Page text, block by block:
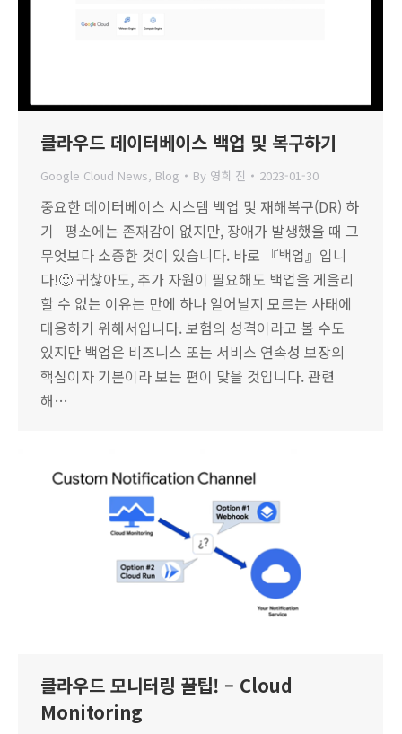
클라우드 데이터베이스 백업 및 복구하기
Google Cloud News, Blog By 영희 진 2023-01-30
중요한 데이터베이스 시스템 백업 및 재해복구(DR) 하
기 평소에는 존재감이 없지만, 장애가 발생했을 때 그
무엇보다 소중한 것이 있습니다. 바로 『백업』입니
다!🙂 귀찮아도, 추가 자원이 필요해도 백업을 게을리
할 수 없는 이유는 만에 하나 일어날지 모르는 사태에
대응하기 위해서입니다. 보험의 성격이라고 볼 수도
있지만 백업은 비즈니스 또는 서비스 연속성 보장의
핵심이자 기본이라 보는 편이 맞을 것입니다. 관련
해…
클라우드 모니터링 꿀팁! – Cloud
Monitoring